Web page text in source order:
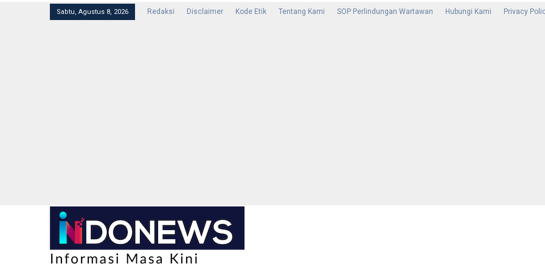
Sabtu, Agustus 8, 2026 Redaksi Disclaimer Kode Etik Tentang Kami SOP Perlindungan Wartawan Hubungi Kami Privacy